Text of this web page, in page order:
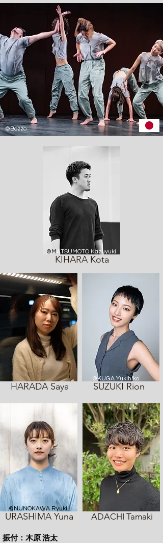
©Bozzo
©MATSUMOTO Kazuyuki
KIHARA Kota
©KUGA Yukihiko
HARADA Saya SUZUKI Rion
©NUNOKAWA Ryuki
URASHIMA Yuna ADACHI Tamaki
振付：木原 浩太